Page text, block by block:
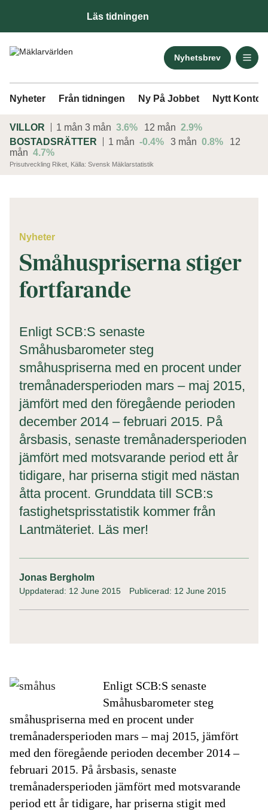
Läs tidningen
Nyhetsbrev
Nyheter Från tidningen Ny På Jobbet Nytt Kontor
VILLOR 1 mån 3 mån 3.6% 12 mån 2.9%
BOSTADSRÄTTER
1 mån -0.4% 3 mån 0.8%
12
mån 4.7%
Prisutveckling Riket, Källa: Svensk Mäklarstatistik
ANNONS
Nyheter
Småhuspriserna stiger
fortfarande
Enligt SCB:S senaste
Småhusbarometer steg
småhuspriserna med en procent under
tremånadersperioden mars – maj 2015,
jämfört med den föregående perioden
december 2014 – februari 2015. På
årsbasis, senaste tremånadersperioden
jämfört med motsvarande period ett år
tidigare, har priserna stigit med nästan
åtta procent. Grunddata till SCB:s
fastighetsprisstatistik kommer från
Lantmäteriet. Läs mer!
Jonas Bergholm
Uppdaterad: 12 June 2015 Publicerad: 12 June 2015
Enligt SCB:S senaste
Småhusbarometer steg
småhuspriserna med en procent under
tremånadersperioden mars – maj 2015, jämfört
med den föregående perioden december 2014 –
februari 2015. På årsbasis, senaste
tremånadersperioden jämfört med motsvarande
period ett år tidigare, har priserna stigit med